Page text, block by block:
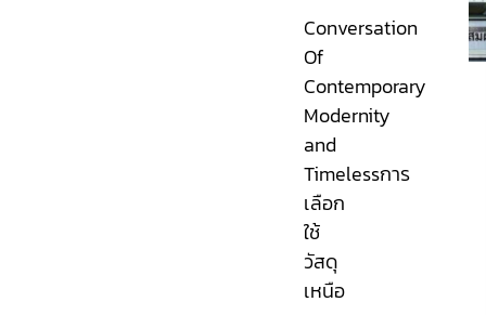
Conversation
Of
Contemporary
Modernity
and
Timelessการ
เลือก
ใช้
วัสดุ
เหนือ